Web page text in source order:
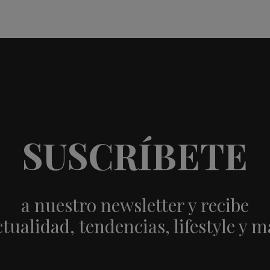
SUSCRÍBETE
a nuestro newsletter y recibe
tendencias, lifestyle y